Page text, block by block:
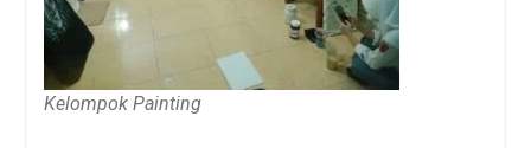
Kelompok Painting